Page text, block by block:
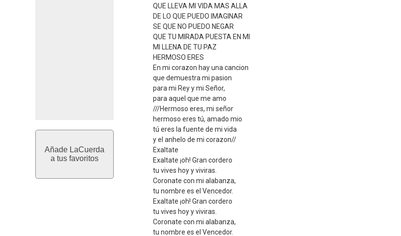
Añade LaCuerda
a tus favoritos
QUE LLEVA MI VIDA MAS ALLA
DE LO QUE PUEDO IMAGINAR
SE QUE NO PUEDO NEGAR
QUE TU MIRADA PUESTA EN MI
MI LLENA DE TU PAZ
HERMOSO ERES
En mi corazon hay una cancion
que demuestra mi pasion
para mi Rey y mi Señor,
para aquel que me amo
///Hermoso eres, mi señor
hermoso eres tú, amado mio
tú eres la fuente de mi vida
y el anhelo de mi corazon//
Exaltate
Exaltate ¡oh! Gran cordero
tu vives hoy y viviras.
Coronate con mi alabanza,
tu nombre es el Vencedor.
Exaltate ¡oh! Gran cordero
tu vives hoy y viviras.
Coronate con mi alabanza,
tu nombre es el Vencedor.